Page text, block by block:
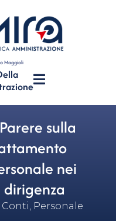
Maggioli
sulla
nei
Conti, Personale